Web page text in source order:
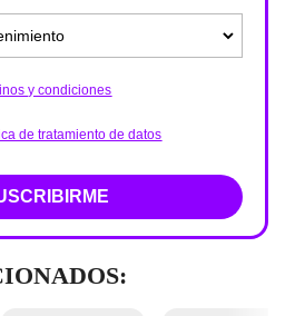
y condiciones
de tratamiento de datos